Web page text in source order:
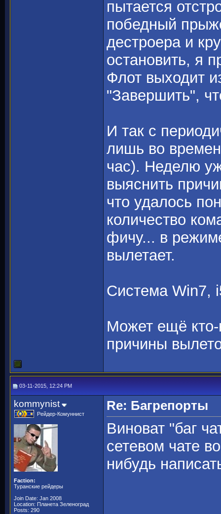
пытается
победный
дестроера и
остановить, я
Флот выходит
"Завершить",
И так с
лишь во
час). Неделю
выяснить
что удалось
количество
фичу... в
вылетает.
Система Win7,
Может ещё
причины
03-11-2015, 12:24 PM
kommynist
Рейдер-Комуннист
Faction:
Туранские рейдеры
Join Date: Jan 2008
Location: Планета Зеленоград
Posts: 290
Re: Багрепорты
Виноват "баг
сетевом чате
нибудь